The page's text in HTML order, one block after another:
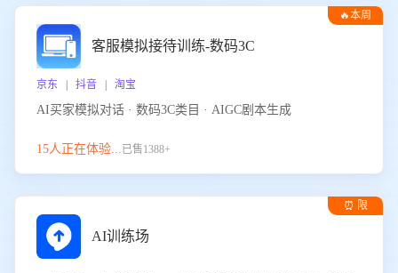
🔥本周
客服模拟接待训练-数码3C
京东 | 抖音 | 淘宝
AI买家模拟对话 · 数码3C类目 · AIGC剧本生成
15人正在体验...已售1388+
⏰ 限
AI训练场